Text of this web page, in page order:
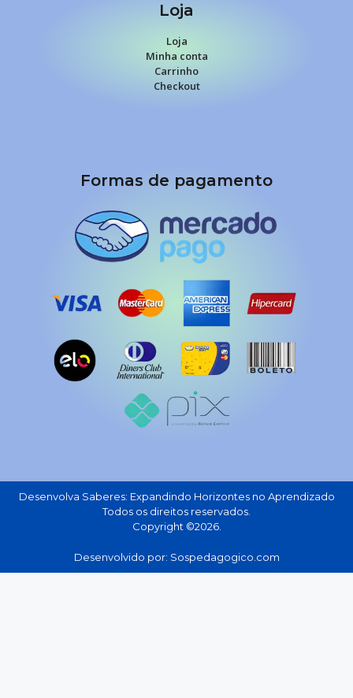
Loja
Loja
Minha conta
Carrinho
Checkout
Formas de pagamento
Desenvolva Saberes: Expandindo Horizontes no Aprendizado
Todos os direitos reservados.
Copyright ©2026.
Desenvolvido por: Sospedagogico.com